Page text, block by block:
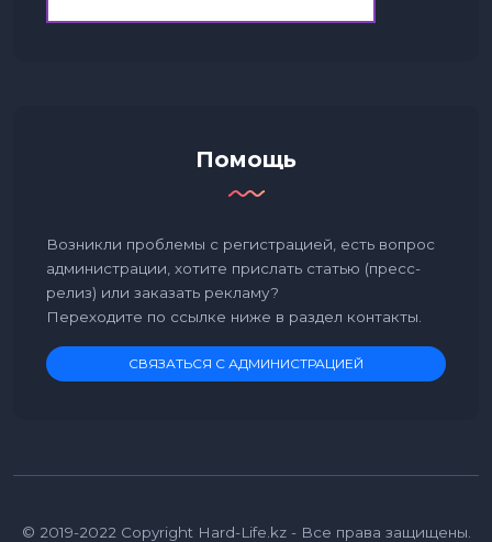
Помощь
Возникли проблемы с регистрацией, есть вопрос
администрации, хотите прислать статью (пресс-
релиз) или заказать рекламу?
Переходите по ссылке ниже в раздел контакты.
СВЯЗАТЬСЯ С АДМИНИСТРАЦИЕЙ
© 2019-2022 Copyright Hard-Life.kz - Все права защищены.